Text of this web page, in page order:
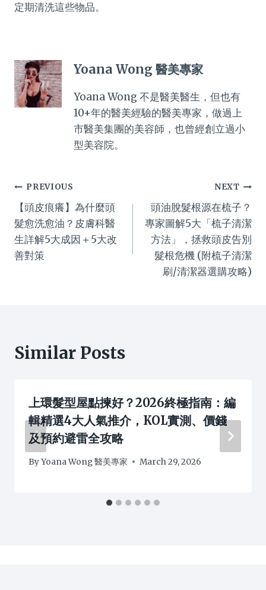
定期清洗這些物品。
Yoana Wong 醫美專家
Yoana Wong 不是醫美醫生，但也有
10+年的醫美經驗的醫美專家，做過上
市醫美集團的美容師，也曾經創立過小
型美容院。
Post
navigation
PREVIOUS
【頭皮痕癢】為什麼頭
髮愈洗愈油？皮膚科醫
生詳解5大成因＋5大改
善對策
NEXT
頭油脫髮根源在梳子？
專家圖解5大「梳子清潔
方法」，拯救頭皮告別
髮根危機 (附梳子清潔
刷/清潔器選購攻略)
Similar Posts
上環髮型屋點揀好？2026終極指南：編
輯精選4大人氣推介，KOL實測、價錢
及預約避雷全攻略
ByYoana Wong 醫美專家 March 29, 2026